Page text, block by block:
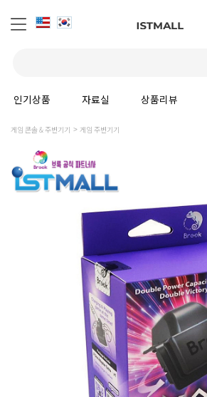
인기상품 자료실 상품리뷰
게임 콘솔 & 주변기기 게임 주변기기